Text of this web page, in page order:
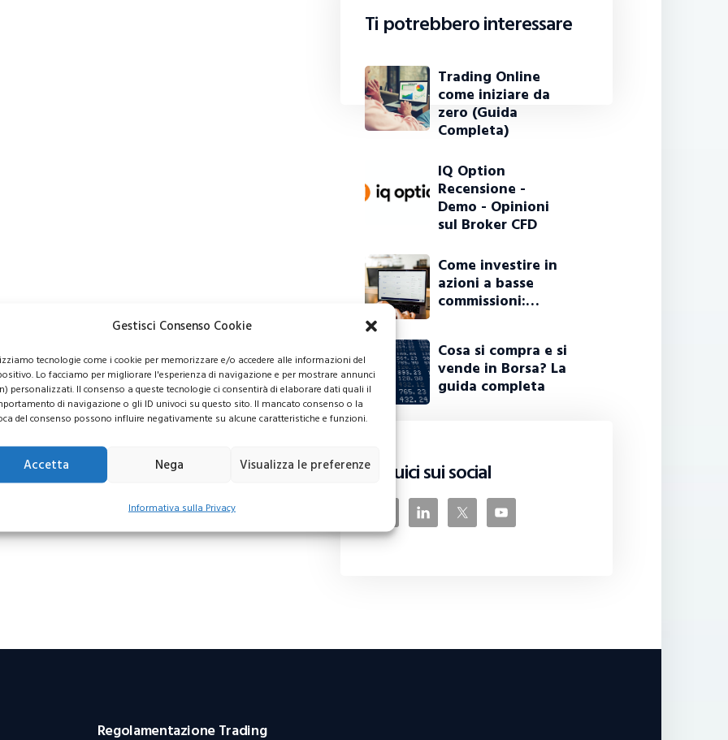
Gestisci Consenso Cookie
tecnologie come i cookie per memorizzare e/o accedere alle informazioni del
Lo facciamo per migliorare l'esperienza di navigazione e per mostrare annunci
personalizzati. Il consenso a queste tecnologie ci consentirà di elaborare dati quali il
di navigazione o gli ID univoci su questo sito. Il mancato consenso o la
del consenso possono influire negativamente su alcune caratteristiche e funzioni.
Accetta Nega Visualizza le preferenze
Informativa sulla Privacy
Ti potrebbero interessare
Trading Online
come iniziare da
zero (Guida
Completa)
IQ Option
Recensione -
Demo - Opinioni
sul Broker CFD
Come investire in
azioni a basse
commissioni:…
Cosa si compra e si
vende in Borsa? La
guida completa
Seguici sui social
Regolamentazione Trading